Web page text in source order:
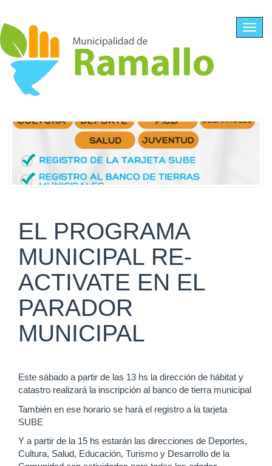
EL PROGRAMA
MUNICIPAL RE-
ACTIVATE EN EL
PARADOR
MUNICIPAL
Este sábado a partir de las 13 hs la dirección de hábitat y
catastro realizará la inscripción al banco de tierra municipal
También en ese horario se hará el registro a la tarjeta
SUBE
Y a partir de la 15 hs estarán las direcciones de Deportes,
Cultura, Salud, Educación, Turismo y Desarrollo de la